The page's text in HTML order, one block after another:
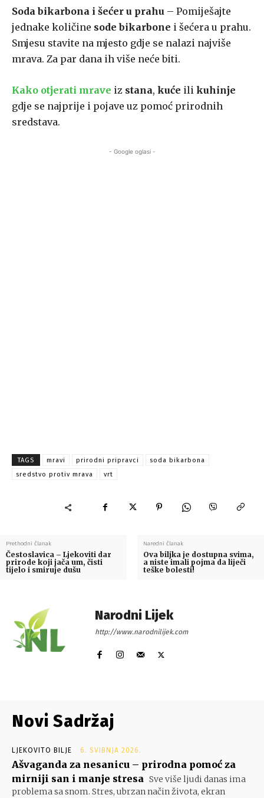
Soda bikarbona i šećer u prahu – Pomiješajte
jednake količine sode bikarbone i šećera u prahu.
Smjesu stavite na mjesto gdje se nalazi najviše
mrava. Za par dana ih više neće biti.
Kako otjerati mrave iz stana, kuće ili kuhinje
gdje se najprije i pojave uz pomoć prirodnih
sredstava.
- Google oglasi -
TAGS mravi prirodni pripravci
soda bikarbona
sredstvo protiv mrava
vrt
Prethodni članak
Čestoslavica – Ljekoviti dar
prirode koji jača um, čisti
tijelo i smiruje dušu
Naredni članak
Ova biljka je dostupna svima,
a niste imali pojma da liječi
teške bolesti!
Narodni Lijek
http://www.narodnilijek.com
Novi Sadržaj
LJEKOVITO BILJE 6. SVIBNJA 2026.
Ašvaganda za nesanicu – prirodna pomoć za
mirniji san i manje stresa Sve više ljudi danas ima
problema sa snom. Stres, ubrzan način života, ekran